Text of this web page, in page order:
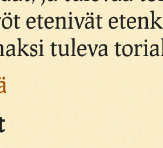
etenivät
tuleva